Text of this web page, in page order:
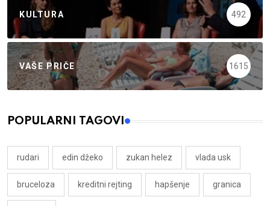
KULTURA 492
VAŠE PRIČE 1615
POPULARNI TAGOVI
rudari edin džeko zukan helez vlada usk
bruceloza kreditni rejting hapšenje granica